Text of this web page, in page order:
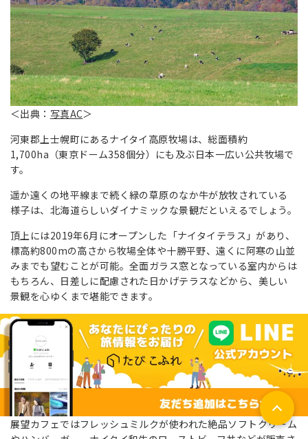
＜出典： 写真AC＞
河東郡上士幌町にあるナイタイ高原牧場は、総面積約
1,700ha（東京ドーム358個分）にも及ぶ日本一広い公共牧場で
す。
遥か遠くの地平線まで続く緑の草原のなか牛が放牧されている
様子は、北海道らしいダイナミックな景観だといえるでしょう。
頂上には2019年6月にオープンした「ナイタイテラス」があり、
標高約800mの高さから牧場全体や十勝平野、遠くに阿寒の山並
みまでも望むことが可能。全面ガラス窓となっている室内からは
もちろん、日差しに配慮された日かげテラスなどから、美しい
景観を心ゆくまで堪能できます。
展望カフェではフレッシュミルクが使われた絶品ソフトクリーム